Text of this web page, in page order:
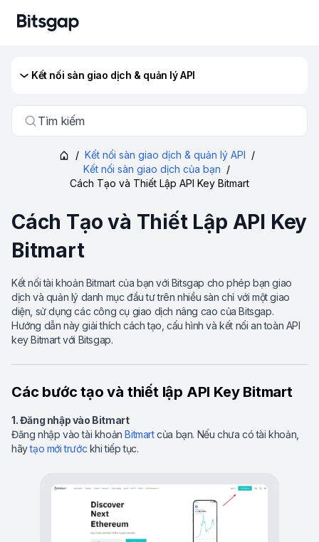
Kết nối sàn giao dịch & quản lý API
Tìm kiếm
/ Kết nối sàn giao dịch & quản lý API /
Kết nối sàn giao dịch của bạn /
Cách Tạo và Thiết Lập API Key Bitmart
Cách Tạo và Thiết Lập API Key
Bitmart
Kết nối tài khoản Bitmart của bạn với Bitsgap cho phép bạn giao
dịch và quản lý danh mục đầu tư trên nhiều sàn chỉ với một giao
diện, sử dụng các công cụ giao dịch nâng cao của Bitsgap.
Hướng dẫn này giải thích cách tạo, cấu hình và kết nối an toàn API
key Bitmart với Bitsgap.
Các bước tạo và thiết lập API Key Bitmart
1. Đăng nhập vào Bitmart
Đăng nhập vào tài khoảnBitmartcủa bạn. Nếu chưa có tài khoản,
hãytạo mới trước khi tiếp tục.